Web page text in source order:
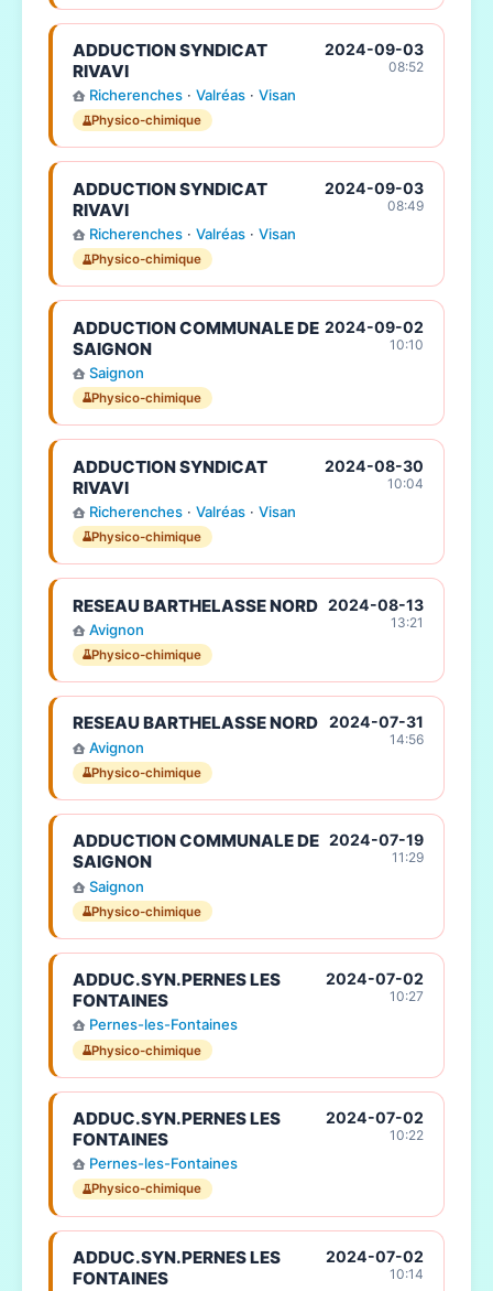
ADDUCTION SYNDICAT
RIVAVI
Richerenches· Valréas· Visan
Physico-chimique
2024-09-03
08:52
ADDUCTION SYNDICAT
RIVAVI
Richerenches· Valréas· Visan
Physico-chimique
2024-09-03
08:49
ADDUCTION COMMUNALE DE
SAIGNON
Saignon
Physico-chimique
2024-09-02
10:10
ADDUCTION SYNDICAT
RIVAVI
Richerenches· Valréas· Visan
Physico-chimique
2024-08-30
10:04
RESEAU BARTHELASSE NORD
Avignon
Physico-chimique
2024-08-13
13:21
RESEAU BARTHELASSE NORD
Avignon
Physico-chimique
2024-07-31
14:56
ADDUCTION COMMUNALE DE
SAIGNON
Saignon
Physico-chimique
2024-07-19
11:29
ADDUC.SYN.PERNES LES
FONTAINES
Pernes-les-Fontaines
Physico-chimique
2024-07-02
10:27
ADDUC.SYN.PERNES LES
FONTAINES
Pernes-les-Fontaines
Physico-chimique
2024-07-02
10:22
ADDUC.SYN.PERNES LES
FONTAINES
2024-07-02
10:14